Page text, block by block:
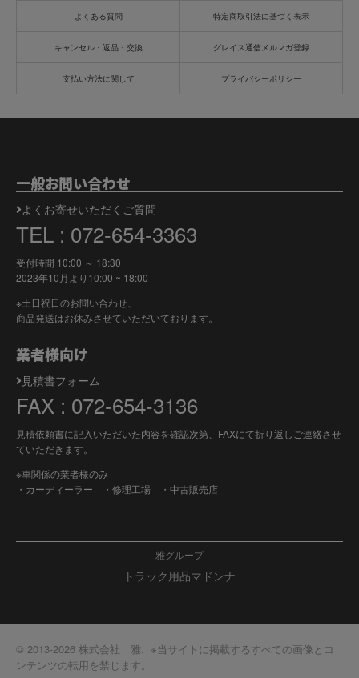
よくある質問 特定商取引法に基づく表示
キャンセル・返品・交換 グレイス通信メルマガ登録
支払い方法に関して プライバシーポリシー
一般お問い合わせ
よくお寄せいただくご質問
TEL : 072-654-3363
受付時間 10:00 ～ 18:30
2023年10月より 10:00 ~ 18:00
※土日祝日のお問い合わせ、
商品発送はお休みさせていただいております。
業者様向け
見積書フォーム
FAX : 072-654-3136
見積依頼書に記入いただいた内容を確認次第、FAXにて折り返しご連絡させ
ていただきます。
※車関係の業者様のみ
・カーディーラー ・修理工場 ・中古販売店
雅グループ
トラック用品マドンナ
© 2013-2026 株式会社 雅. ※当サイトに掲載するすべての画像とコ
ンテンツの転用を禁じます。